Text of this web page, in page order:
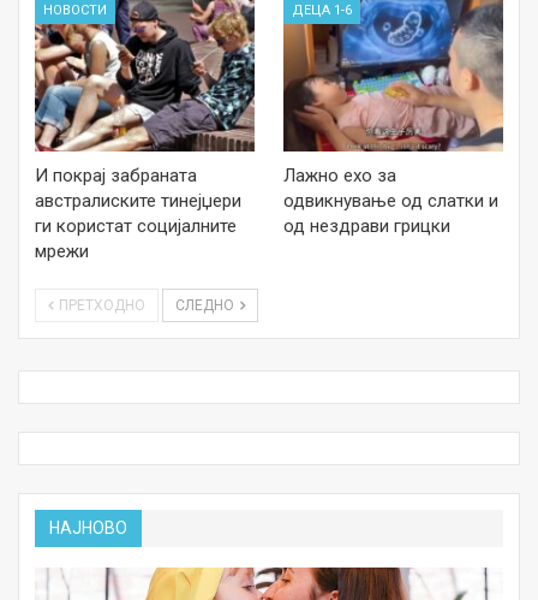
НОВОСТИ
И покрај забраната
австралиските тинејџери
ги користат социјалните
мрежи
ДЕЦА 1-6
Лажно ехо за
одвикнување од слатки и
од нездрави грицки
ПРЕТХОДНО СЛЕДНО
НАЈНОВО